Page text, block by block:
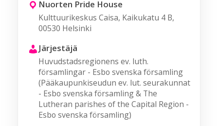
Nuorten Pride House
Kulttuurikeskus Caisa, Kaikukatu 4 B,
00530 Helsinki
Järjestäjä
Huvudstadsregionens ev. luth.
församlingar - Esbo svenska församling
(Pääkaupunkiseudun ev. lut. seurakunnat
- Esbo svenska församling & The
Lutheran parishes of the Capital Region -
Esbo svenska församling)